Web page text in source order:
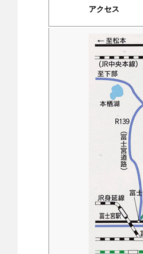
アクセス